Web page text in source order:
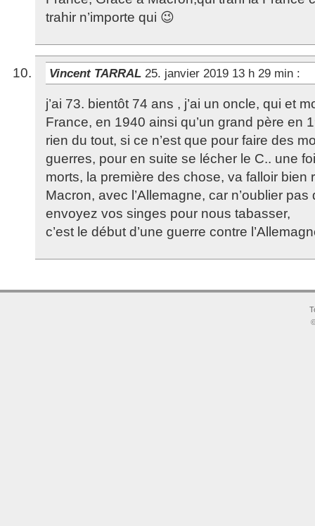
trahir n’importe qui 😉
Vincent TARRAL 25. janvier 2019 13 h 29 min :
j’ai 73. bientôt 74 ans , j’ai un oncle, qui et
France, en 1940 ainsi qu’un grand père en
rien du tout, si ce n’est que pour faire des
guerres, pour en suite se lécher le C.. une
morts, la première des chose, va falloir bien
Macron, avec l’Allemagne, car n’oublier
envoyez vos singes pour nous tabasser,
c’est le début d’une guerre contre